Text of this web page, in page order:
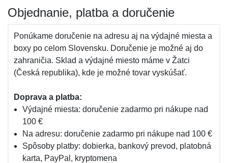
Objednanie, platba a doručenie
Ponúkame doručenie na adresu aj na výdajné miesta a
boxy po celom Slovensku. Doručenie je možné aj do
zahraničia. Sklad a výdajné miesto máme v Žatci
(Česká republika), kde je možné tovar vyskúšať.
Doprava a platba:
Výdajné miesta: doručenie zadarmo pri nákupe nad
100 €
Na adresu: doručenie zadarmo pri nákupe nad 100 €
Spôsoby platby: dobierka, bankový prevod, platobná
karta, PayPal, kryptomena